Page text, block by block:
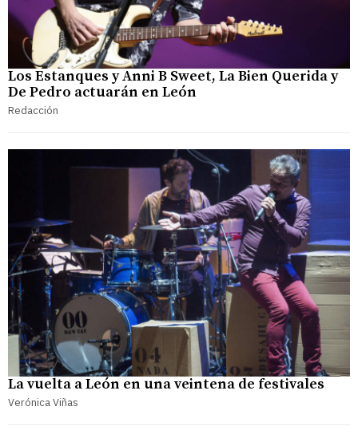
Los Estanques y Anni B Sweet, La Bien Querida y
De Pedro actuarán en León
Redacción
La vuelta a León en una veintena de festivales
Verónica Viñas